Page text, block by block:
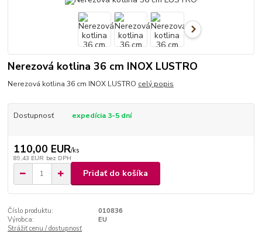
Nerezová kotlina 36 cm INOX LUSTRO
Nerezová kotlina 36 cm INOX LUSTRO celý popis
Dostupnosť expedícia 3-5 dní
110,00 EUR/ks
89,43 EUR bez DPH
Pridať do košíka
Číslo produktu:
010836
Výrobca:
EU
Strážiť cenu / dostupnosť